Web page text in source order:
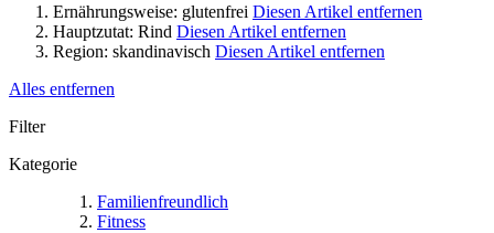
Ernährungsweise: glutenfrei Diesen Artikel entfernen
Hauptzutat: Rind Diesen Artikel entfernen
Region: skandinavisch Diesen Artikel entfernen
Alles entfernen
Filter
Kategorie
Familienfreundlich
Fitness